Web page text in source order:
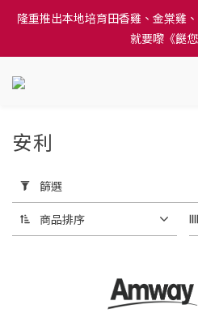
訂單結帳注意事項：送貨方法中選
小心選擇分區及區域, 因資
隆重推出本地培育田香雞、金棠雞
就要嚟《餸您
訂單結帳注意事項：送貨方法中選
用
篩
選
安利
篩選
商品排序